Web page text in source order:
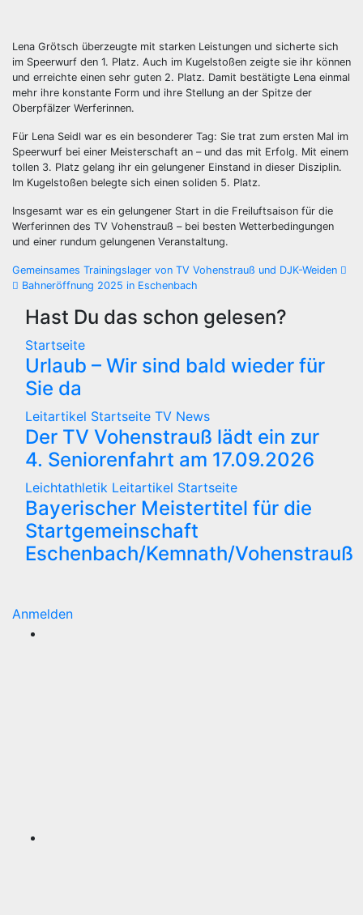
Lena Grötsch überzeugte mit starken Leistungen und sicherte sich
im Speerwurf den 1. Platz. Auch im Kugelstoßen zeigte sie ihr können
und erreichte einen sehr guten 2. Platz. Damit bestätigte Lena einmal
mehr ihre konstante Form und ihre Stellung an der Spitze der
Oberpfälzer Werferinnen.
Für Lena Seidl war es ein besonderer Tag: Sie trat zum ersten Mal im
Speerwurf bei einer Meisterschaft an – und das mit Erfolg. Mit einem
tollen 3. Platz gelang ihr ein gelungener Einstand in dieser Disziplin.
Im Kugelstoßen belegte sich einen soliden 5. Platz.
Insgesamt war es ein gelungener Start in die Freiluftsaison für die
Werferinnen des TV Vohenstrauß – bei besten Wetterbedingungen
und einer rundum gelungenen Veranstaltung.
Beitragsnavigation
Gemeinsames Trainingslager von TV Vohenstrauß und DJK-Weiden
Bahneröffnung 2025 in Eschenbach
Hast Du das schon gelesen?
Startseite
Urlaub – Wir sind bald wieder für
Sie da
Leitartikel Startseite TV News
Der TV Vohenstrauß lädt ein zur
4. Seniorenfahrt am 17.09.2026
Leichtathletik Leitartikel Startseite
Bayerischer Meistertitel für die
Startgemeinschaft
Eschenbach/Kemnath/Vohenstrauß
Anmelden